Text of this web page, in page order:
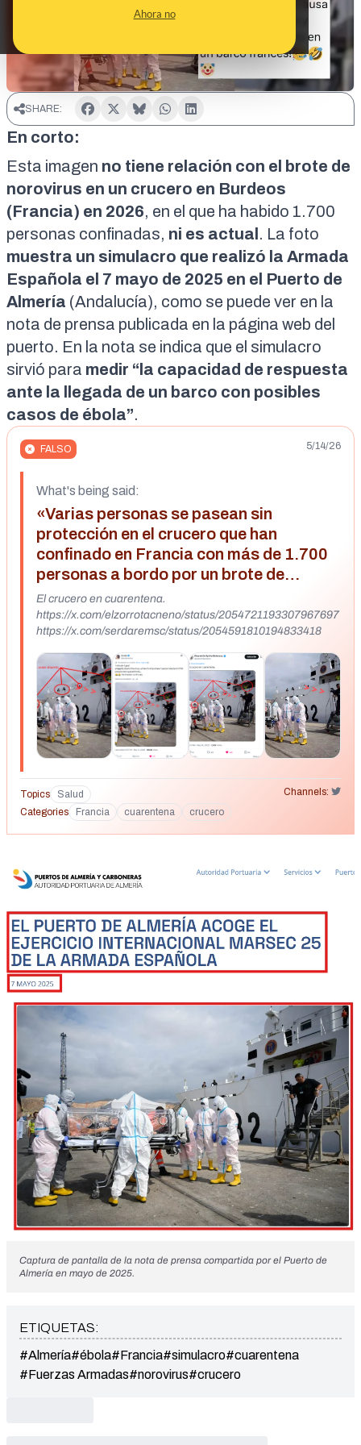
Ahora no
SHARE:
En corto:
Esta imagen no tiene relación con el brote de
norovirus en un crucero en Burdeos
(Francia) en 2026, en el que ha habido 1.700
personas confinadas, ni es actual . La foto
muestra un simulacro que realizó la Armada
Española el 7 mayo de 2025 en el Puerto de
Almería (Andalucía), como se puede ver en la
nota de prensa publicada en la página web del
puerto. En la nota se indica que el simulacro
sirvió para medir “la capacidad de respuesta
ante la llegada de un barco con posibles
casos de ébola”.
FALSO 5/14/26
What's being said:
«Varias personas se pasean sin
protección en el crucero que han
confinado en Francia con más de 1.700
personas a bordo por un brote de
norovirus»
El crucero en cuarentena.
https://x.com/elzorrotacneno/status/2054721193307967697
https://x.com/serdaremsc/status/2054591810194833418
Topics Salud
Channels:
Categories
Francia cuarentena crucero
Captura de pantalla de la nota de prensa compartida por el Puerto de
Almería en mayo de 2025.
ETIQUETAS:
#Almería#ébola#Francia#simulacro#cuarentena
#Fuerzas Armadas#norovirus#crucero